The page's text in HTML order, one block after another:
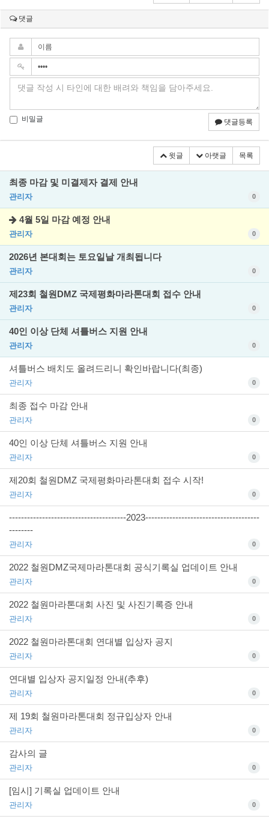
댓글
비밀글 댓글등록
윗글 아랫글 목록
최종 마감 및 미결제자 결제 안내
관리자 0
4월 5일 마감 예정 안내
관리자 0
2026년 본대회는 토요일날 개최됩니다
관리자 0
제23회 철원DMZ 국제평화마라톤대회 접수 안내
관리자 0
40인 이상 단체 셔틀버스 지원 안내
관리자 0
셔틀버스 배치도 올려드리니 확인바랍니다(최종)
관리자 0
최종 접수 마감 안내
관리자 0
40인 이상 단체 셔틀버스 지원 안내
관리자 0
제20회 철원DMZ 국제평화마라톤대회 접수 시작!
관리자 0
---------------------------------------2023--------------------------------------
--------
관리자 0
2022 철원DMZ국제마라톤대회 공식기록실 업데이트 안내
관리자 0
2022 철원마라톤대회 사진 및 사진기록증 안내
관리자 0
2022 철원마라톤대회 연대별 입상자 공지
관리자 0
연대별 입상자 공지일정 안내(추후)
관리자 0
제 19회 철원마라톤대회 정규입상자 안내
관리자 0
감사의 글
관리자 0
[임시] 기록실 업데이트 안내
관리자 0